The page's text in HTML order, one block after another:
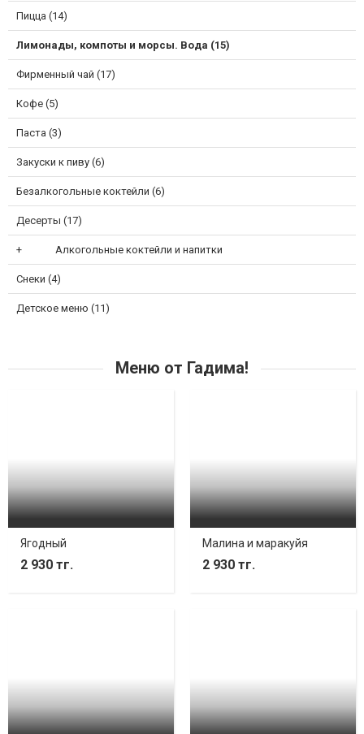
Пицца (14)
Лимонады, компоты и морсы. Вода (15)
Фирменный чай (17)
Кофе (5)
Паста (3)
Закуски к пиву (6)
Безалкогольные коктейли (6)
Десерты (17)
Алкогольные коктейли и напитки
Снеки (4)
Детское меню (11)
Меню от Гадима!
Ягодный
2 930 тг.
Малина и маракуйя
2 930 тг.